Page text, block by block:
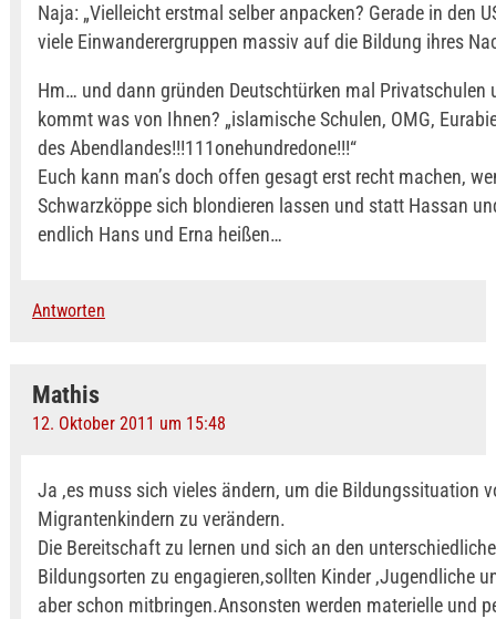
Naja: „Vielleicht erstmal selber anpacken? Gerade in den
viele Einwanderergruppen massiv auf die Bildung ihres
Hm… und dann gründen Deutschtürken mal Privatschulen
kommt was von Ihnen? „islamische Schulen, OMG,
des Abendlandes!!!111onehundredone!!!“
Euch kann man’s doch offen gesagt erst recht machen,
Schwarzköppe sich blondieren lassen und statt Hassan
endlich Hans und Erna heißen…
Antworten
Mathis
12. Oktober 2011 um 15:48
Ja ,es muss sich vieles ändern, um die Bildungssituation
Migrantenkindern zu verändern.
Die Bereitschaft zu lernen und sich an den
Bildungsorten zu engagieren,sollten Kinder ,Jugendliche
aber schon mitbringen.Ansonsten werden materielle und